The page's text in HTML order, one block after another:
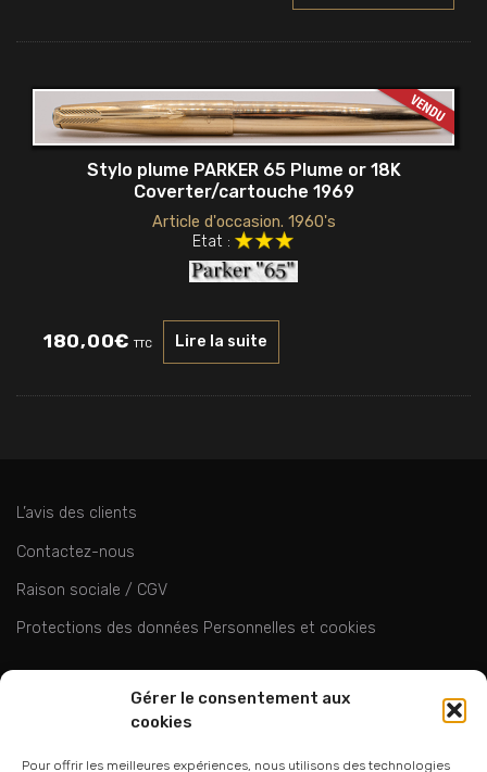
Gérer le consentement aux
cookies
Pour offrir les meilleures expériences, nous utilisons des technologies
Stylo plume PARKER 65 Plume or 18K
Coverter/cartouche 1969
Article d'occasion. 1960's
Etat :
180,00€ TTC Lire la suite
L’avis des clients
Contactez-nous
Raison sociale / CGV
Protections des données Personnelles et cookies